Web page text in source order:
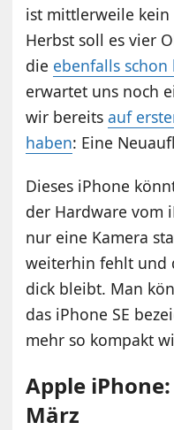
ist mittlerweile kein
Herbst soll es vier
die ebenfalls
erwartet uns noch
wir bereitsauf
haben: Eine
Dieses iPhone
der Hardware vom
nur eine Kamera
weiterhin fehlt und
dick bleibt. Man
das iPhone SE
mehr so kompakt
Apple
März